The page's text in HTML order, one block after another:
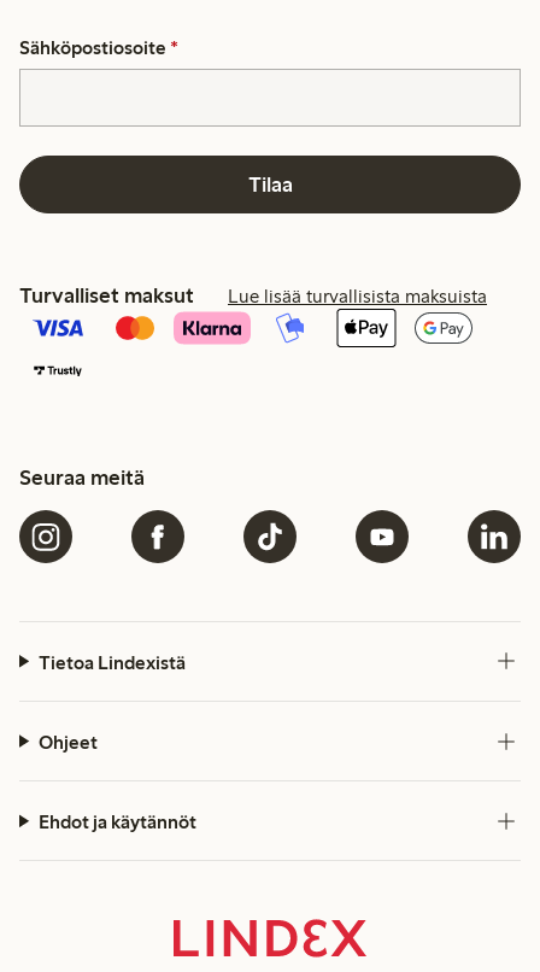
Sähköpostiosoite *
Tilaa
Turvalliset maksut Lue lisää turvallisista maksuista
Seuraa meitä
Tietoa Lindexistä
Ohjeet
Ehdot ja käytännöt